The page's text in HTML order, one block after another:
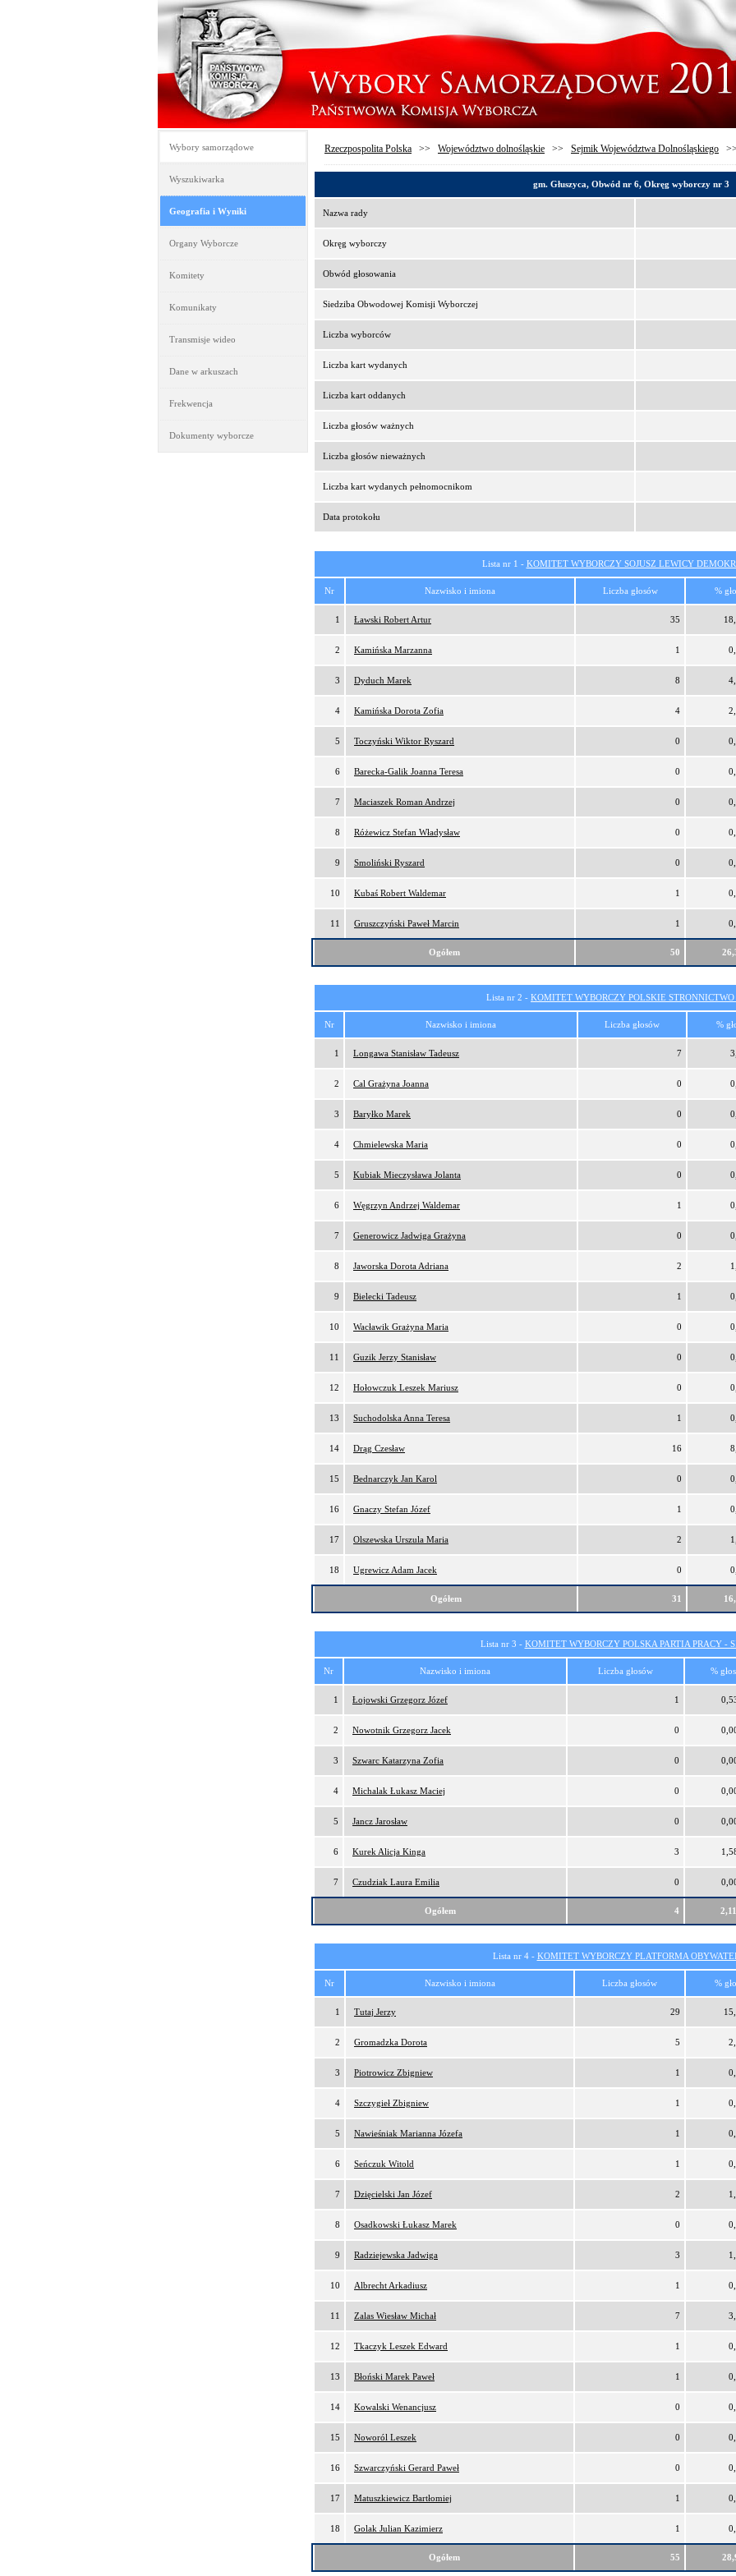
Wybory samorządowe
Wyszukiwarka
Geografia i Wyniki
Organy Wyborcze
Komitety
Komunikaty
Transmisje wideo
Dane w arkuszach
Frekwencja
Dokumenty wyborcze
Rzeczpospolita Polska >> Województwo dolnośląskie >> Sejmik Województwa Dolnośląskiego
gm. Głuszyca, Obwód nr 6, Okręg wyborczy nr 3
Nazwa rady
Okręg wyborczy
Obwód głosowania
Siedziba Obwodowej Komisji Wyborczej
Liczba wyborców
Liczba kart wydanych
Liczba kart oddanych
Liczba głosów ważnych
Liczba głosów nieważnych
Liczba kart wydanych pełnomocnikom
Data protokołu
Lista nr 1 - KOMITET WYBORCZY SOJUSZ LEWICY
Nr Nazwisko i imiona Liczba głosów %
1 Ławski Robert Artur 35
2 Kamińska Marzanna 1
3 Dyduch Marek 8
4 Kamińska Dorota Zofia 4
5 Toczyński Wiktor Ryszard 0
6 Barecka-Galik Joanna Teresa 0
7 Maciaszek Roman Andrzej 0
8 Różewicz Stefan Władysław 0
9 Smoliński Ryszard 0
10 Kubaś Robert Waldemar 1
11 Gruszczyński Paweł Marcin 1
Ogółem 50
Lista nr 2 - KOMITET WYBORCZY POLSKIE
Nr Nazwisko i imiona Liczba głosów %
1 Longawa Stanisław Tadeusz 7
2 Cal Grażyna Joanna 0
3 Baryłko Marek 0
4 Chmielewska Maria 0
5 Kubiak Mieczysława Jolanta 0
6 Węgrzyn Andrzej Waldemar 1
7 Generowicz Jadwiga Grażyna 0
8 Jaworska Dorota Adriana 2
9 Bielecki Tadeusz 1
10 Wacławik Grażyna Maria 0
11 Guzik Jerzy Stanisław 0
12 Hołowczuk Leszek Mariusz 0
13 Suchodolska Anna Teresa 1
14 Drąg Czesław 16
15 Bednarczyk Jan Karol 0
16 Gnaczy Stefan Józef 1
17 Olszewska Urszula Maria 2
18 Ugrewicz Adam Jacek 0
Ogółem 31
Lista nr 3 - KOMITET WYBORCZY POLSKA PARTIA PRACY -
Nr Nazwisko i imiona Liczba głosów %
1 Łojowski Grzegorz Józef 1
2 Nowotnik Grzegorz Jacek 0
3 Szwarc Katarzyna Zofia 0
4 Michalak Łukasz Maciej 0
5 Jancz Jarosław 0
6 Kurek Alicja Kinga 3
7 Czudziak Laura Emilia 0
Ogółem 4
Lista nr 4 - KOMITET WYBORCZY PLATFORMA
Nr Nazwisko i imiona Liczba głosów %
1 Tutaj Jerzy 29
2 Gromadzka Dorota 5
3 Piotrowicz Zbigniew 1
4 Szczygieł Zbigniew 1
5 Nawieśniak Marianna Józefa 1
6 Seńczuk Witold 1
7 Dzięcielski Jan Józef 2
8 Osadkowski Łukasz Marek 0
9 Radziejewska Jadwiga 3
10 Albrecht Arkadiusz 1
11 Zalas Wiesław Michał 7
12 Tkaczyk Leszek Edward 1
13 Błoński Marek Paweł 1
14 Kowalski Wenancjusz 0
15 Noworól Leszek 0
16 Szwarczyński Gerard Paweł 0
17 Matuszkiewicz Bartłomiej 1
18 Golak Julian Kazimierz 1
Ogółem 55